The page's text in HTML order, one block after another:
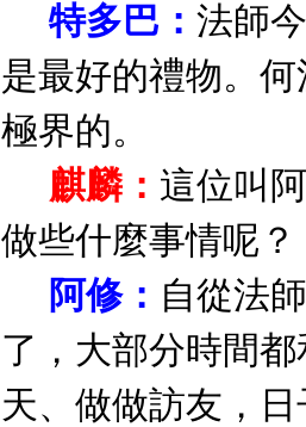
特多巴： 法師
是最好的禮物。
極界的。
麒麟： 這位叫
做些什麼事情呢？
阿修： 自從法
了，大部分時間
天、做做訪友，